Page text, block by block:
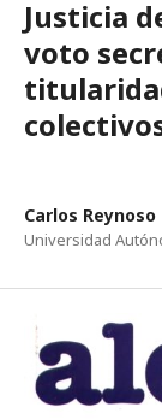
Justicia
voto
Carlos
Universidad